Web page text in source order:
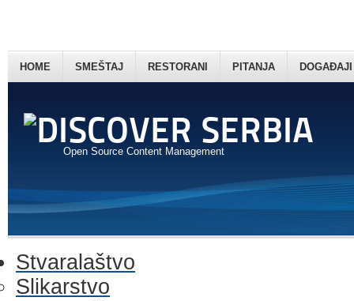
Open Source Content Management
HOME SMEŠTAJ RESTORANI PITANJA DOGAĐAJI
Stvaralaštvo
Slikarstvo